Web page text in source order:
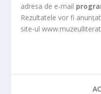
adresa de e-mail
Rezultatele vor fi
site-ul